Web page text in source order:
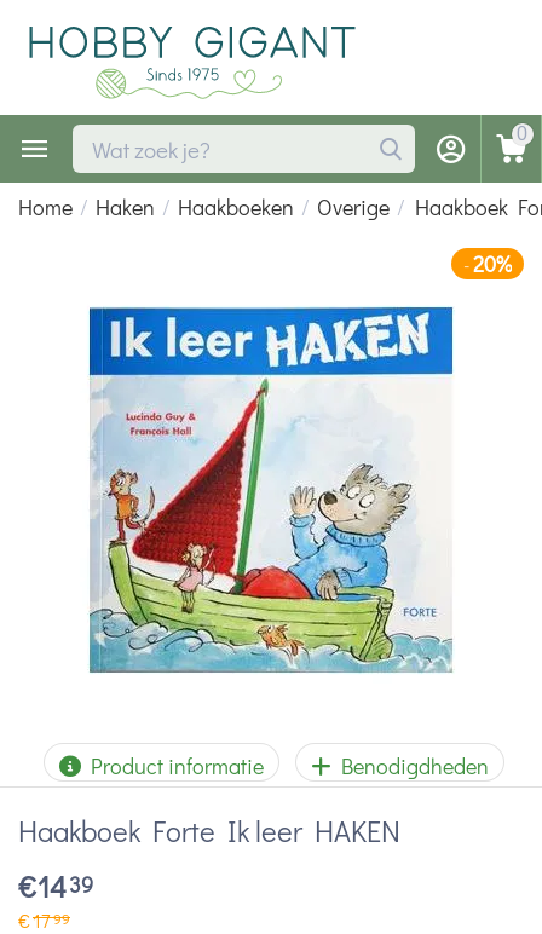
0
Home / Haken / Haakboeken / Overige / Haakboek
-20%
Product informatie Benodigdheden
Haakboek Forte Ik leer HAKEN
€1439
€1799